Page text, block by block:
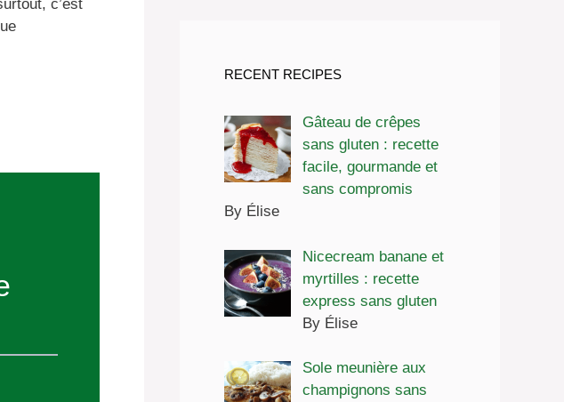
c’est
RECENT RECIPES
Gâteau de crêpes
sans gluten : recette
facile, gourmande et
sans compromis
By Élise
Nicecream banane et
myrtilles : recette
express sans gluten
By Élise
Sole meunière aux
champignons sans